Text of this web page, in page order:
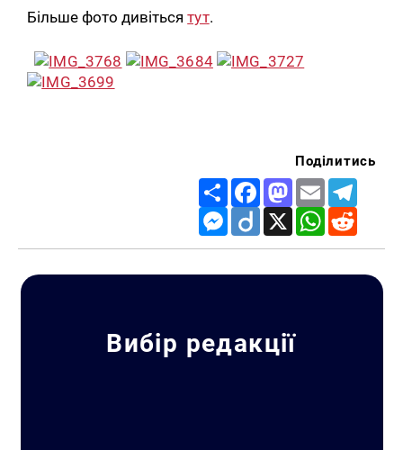
Більше фото дивітьсятут.
Поділитись
Share FacebookMastodon
Email
Messenger
Diigo X WhatsApp
Вибір редакції